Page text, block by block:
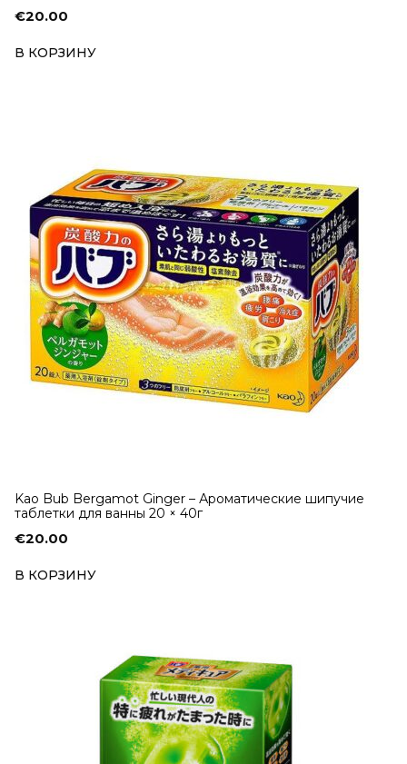
€20.00
В КОРЗИНУ
Kao Bub Bergamot Ginger – Ароматические шипучие
таблетки для ванны 20 × 40г
€20.00
В КОРЗИНУ